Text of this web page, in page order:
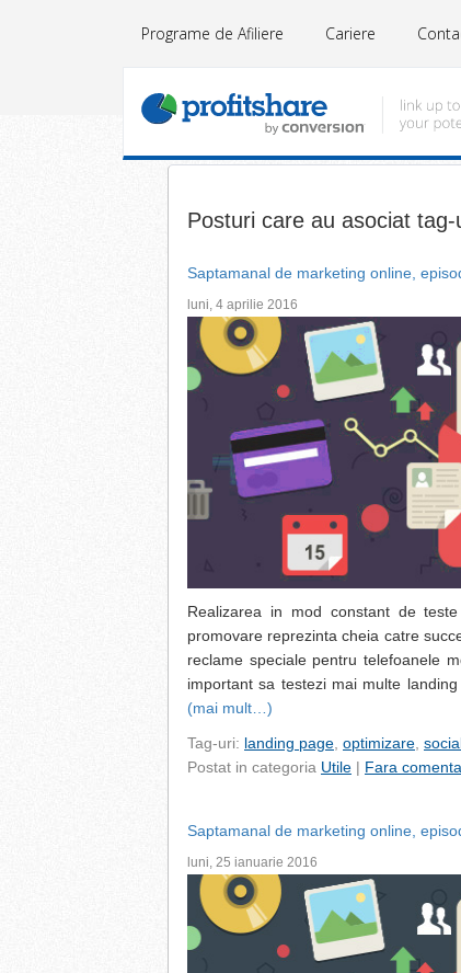
Programe de Afiliere Cariere
Posturi care au asociat tag-
Saptamanal de marketing online,
luni, 4 aprilie 2016
Realizarea in mod constant de
promovare reprezinta cheia catre
reclame speciale pentru telefoanele
important sa testezi mai multe
(mai mult…)
Tag-uri: landing page optimizare
Postat in categoria Utile | Fara
Saptamanal de marketing online,
luni, 25 ianuarie 2016